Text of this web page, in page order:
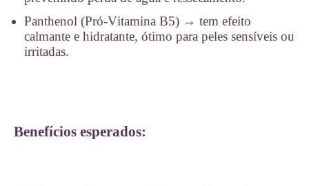
Panthenol (Pró-Vitamina B5) → tem efeito
calmante e hidratante, ótimo para peles sensíveis ou
irritadas.
Benefícios esperados: